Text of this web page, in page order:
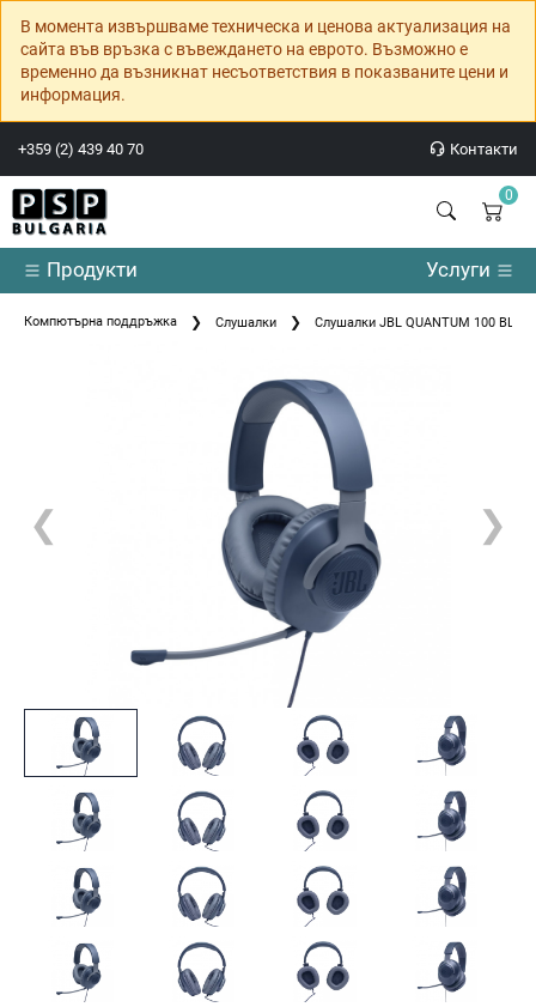
В момента извършваме техническа и ценова актуализация на
сайта във връзка с въвеждането на еврото. Възможно е
временно да възникнат несъответствия в показваните цени и
информация.
+359 (2) 439 40 70 Контакти
0
Продукти Услуги
Компютърна поддръжка Слушалки Слушалки JBL QUANTUM 100 BLU
❮ ❯